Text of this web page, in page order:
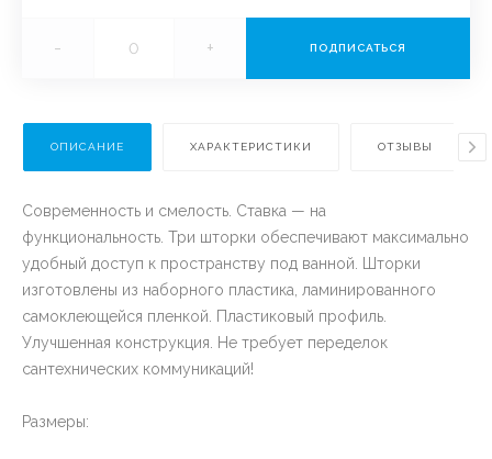
- + ПОДПИСАТЬСЯ
ОПИСАНИЕ ХАРАКТЕРИСТИКИ ОТЗЫВЫ
Современность и смелость. Ставка — на
функциональность. Три шторки обеспечивают максимально
удобный доступ к пространству под ванной. Шторки
изготовлены из наборного пластика, ламинированного
самоклеющейся пленкой. Пластиковый профиль.
Улучшенная конструкция. Не требует переделок
сантехнических коммуникаций!
Размеры: